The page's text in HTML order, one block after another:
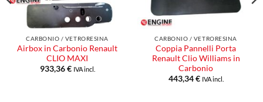
CARBONIO / VETRORESINA
Airbox in Carbonio Renault
CLIO MAXI
933,36€ IVA incl.
CARBONIO / VETRORESINA
Coppia Pannelli Porta
Renault Clio Williams in
Carbonio
443,34€ IVA incl.